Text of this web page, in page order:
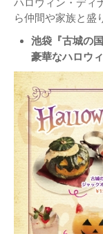
ら仲間や家族と盛
池袋『古城の
豪華なハロウ